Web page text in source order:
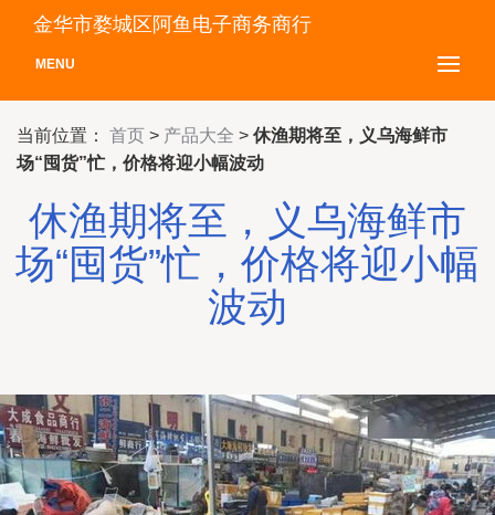
金华市婺城区阿鱼电子商务商行
MENU
当前位置： 首页 > 产品大全 > 休渔期将至，义乌海鲜市
场“囤货”忙，价格将迎小幅波动
休渔期将至，义乌海鲜市
场“囤货”忙，价格将迎小幅
波动